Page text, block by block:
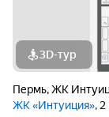
3D-тур
Пермь,ЖК
ЖК «Интуиция»,